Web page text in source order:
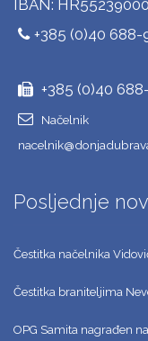
IBAN:
+385 (0)40 688-
+385 (0)40
Načelnik
Posljednje
Čestitka načelnika
Čestitka braniteljima
OPG Samita nagrađen